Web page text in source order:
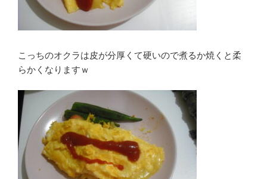
こっちのオクラは皮が分厚くて硬いので煮るか焼くと柔
らかくなりますｗ